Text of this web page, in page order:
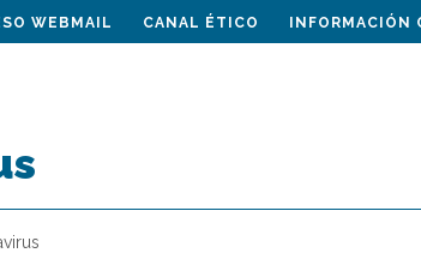
WEBMAIL CANAL ÉTICO INFORMACIÓN